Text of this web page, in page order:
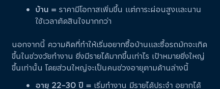
บ้าน = ราคามีโอกาสเพิ่มขึ้น แต่ภาระผ่อนสูงและนาน
ใช้เวลาตัดสินใจมากกว่า
นอกจากนี้ ความคิดที่ทำให้เริ่มอยากซื้อบ้านและซื้อรถมักจะเกิด
ขึ้นในช่วงวัยทำงาน ยิ่งมีรายได้มากขึ้นเท่าไร เป้าหมายยิ่งใหญ่
ขึ้นเท่านั้น โดยส่วนใหญ่จะเป็นคนช่วงอายุตามด้านล่างนี้
อายุ 22–30 ปี = เริ่มทำงาน มีรายได้ประจำ อยากได้